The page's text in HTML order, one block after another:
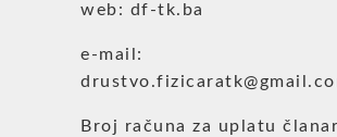
web: df-tk.ba
e-mail:
Broj računa za uplatu